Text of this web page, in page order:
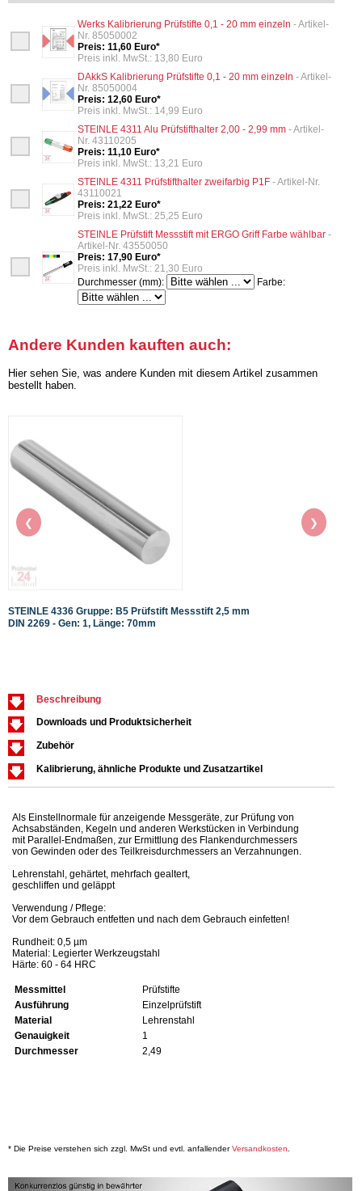
Werks Kalibrierung Prüfstifte 0,1 - 20 mm einzeln - Artikel-
Nr. 85050002
Preis: 11,60 Euro*
Preis inkl. MwSt.: 13,80 Euro
DAkkS Kalibrierung Prüfstifte 0,1 - 20 mm einzeln - Artikel-
Nr. 85050004
Preis: 12,60 Euro*
Preis inkl. MwSt.: 14,99 Euro
STEINLE 4311 Alu Prüfstifthalter 2,00 - 2,99 mm - Artikel-
Nr. 43110205
Preis: 11,10 Euro*
Preis inkl. MwSt.: 13,21 Euro
STEINLE 4311 Prüfstifthalter zweifarbig P1F - Artikel-Nr.
43110021
Preis: 21,22 Euro*
Preis inkl. MwSt.: 25,25 Euro
STEINLE Prüfstift Messstift mit ERGO Griff Farbe wählbar -
Artikel-Nr. 43550050
Preis: 17,90 Euro*
Preis inkl. MwSt.: 21,30 Euro
Durchmesser (mm):
Farbe:
Andere Kunden kauften auch:
Hier sehen Sie, was andere Kunden mit diesem Artikel zusammen
bestellt haben.
STEINLE 4336 Gruppe: B5 Prüfstift Messstift 2,5 mm
DIN 2269 - Gen: 1, Länge: 70mm
❮ ❯
Beschreibung
Downloads und Produktsicherheit
Zubehör
Kalibrierung, ähnliche Produkte und Zusatzartikel
Als Einstellnormale für anzeigende Messgeräte, zur Prüfung von
Achsabständen, Kegeln und anderen Werkstücken in Verbindung
mit Parallel-Endmaßen, zur Ermittlung des Flankendurchmessers
von Gewinden oder des Teilkreisdurchmessers an Verzahnungen.
Lehrenstahl, gehärtet, mehrfach gealtert,
geschliffen und geläppt
Verwendung / Pflege:
Vor dem Gebrauch entfetten und nach dem Gebrauch einfetten!
Rundheit: 0,5 µm
Material: Legierter Werkzeugstahl
Härte: 60 - 64 HRC
Messmittel
Prüfstifte
Ausführung
Einzelprüfstift
Material
Lehrenstahl
Genauigkeit
1
Durchmesser
2,49
* Die Preise verstehen sich zzgl. MwSt und evtl. anfallenderVersandkosten